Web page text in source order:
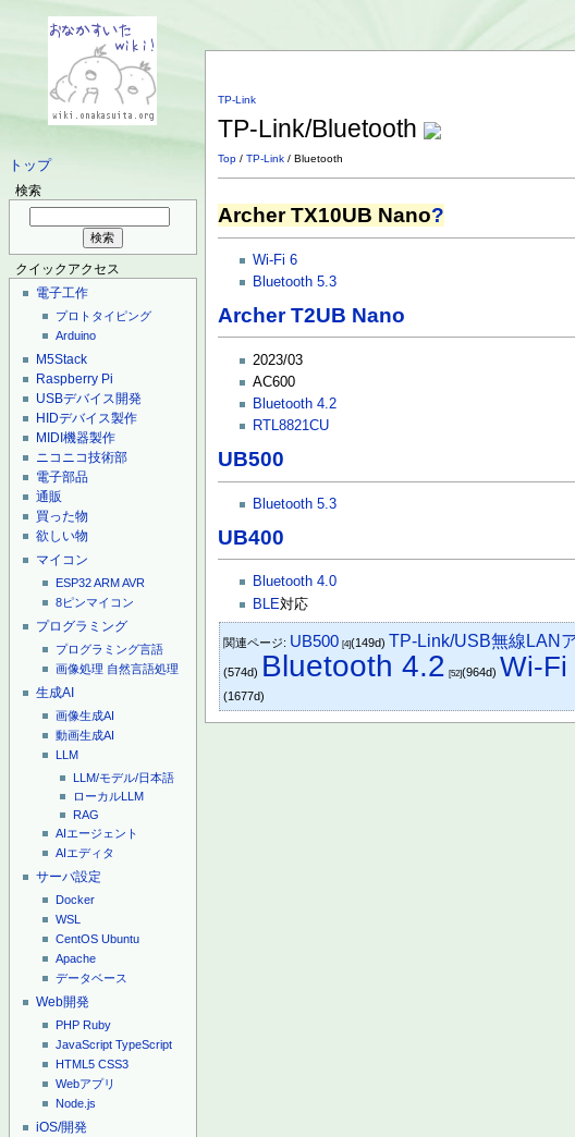
トップ
検索
クイックアクセス
電子工作
プロトタイピング
Arduino
M5Stack
Raspberry Pi
USBデバイス開発
HIDデバイス製作
MIDI機器製作
ニコニコ技術部
電子部品
通販
買った物
欲しい物
マイコン
ESP32ARMAVR
8ピンマイコン
プログラミング
プログラミング言語
画像処理 自然言語処理
生成AI
画像生成AI
動画生成AI
LLM
LLM/モデル/日本語
ローカルLLM
RAG
AIエージェント
AIエディタ
サーバ設定
Docker
WSL
CentOS Ubuntu
Apache
データベース
Web開発
PHP Ruby
JavaScript TypeScript
HTML5 CSS3
Webアプリ
Node.js
iOS/開発
TP-Link
TP-Link/Bluetooth
Top /TP-Link / Bluetooth
Archer TX10UB Nano?
Wi-Fi 6
Bluetooth 5.3
Archer T2UB Nano
2023/03
AC600
Bluetooth 4.2
RTL8821CU
UB500
Bluetooth 5.3
UB400
Bluetooth 4.0
BLE対応
関連ページ: UB500 [4](149d) TP-Link/USB無線LAN
(574d) Bluetooth 4.2 [52](964d) Wi-Fi
(1677d)